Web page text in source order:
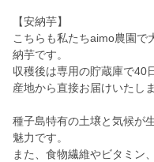
【安納芋】
こちらも私たちaimo農園で
納芋です。
収穫後は専用の貯蔵庫で40
産地から直接お届けいたしま
種子島特有の土壌と気候が
魅力です。
また、食物繊維やビタミン